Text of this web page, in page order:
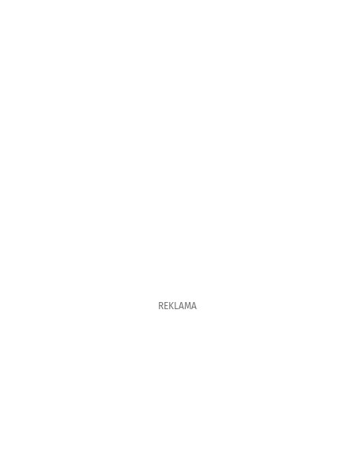
REKLAMA